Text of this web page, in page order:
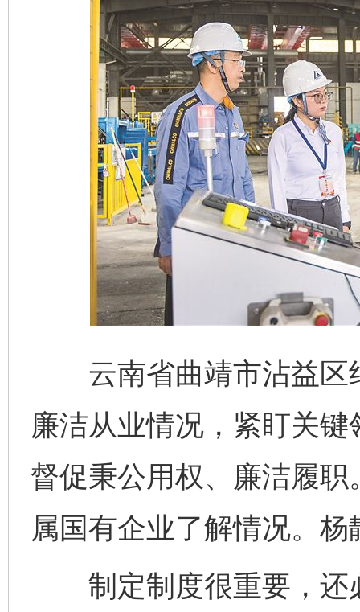
云南省曲靖市沾益区
廉洁从业情况，紧盯关
督促秉公用权、廉洁履
属国有企业了解情况。杨
制定制度很重要，还